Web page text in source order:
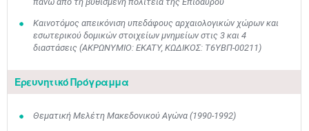
Καινοτόμος απεικόνιση υπεδάφους αρχαιολογικών χώρων και
εσωτερικού δομικών στοιχείων μνημείων στις 3 και 4
διαστάσεις (ΑΚΡΩΝΥΜΙΟ: EKATY, ΚΩΔΙΚΟΣ: Τ6ΥΒΠ-00211)
Ερευνητικό Πρόγραμμα
Θεματική Μελέτη Μακεδονικού Αγώνα (1990-1992)